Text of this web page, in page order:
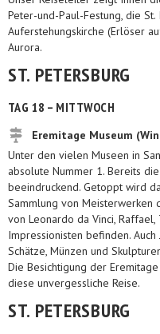
Peter-und-Paul-Festung, die
Auferstehungskirche (Erlöser
Aurora.
ST. PETERSBURG
TAG 18 – MITTWOCH
Eremitage Museum
Unter den vielen Museen in
absolute Nummer 1. Bereits
beeindruckend. Getoppt wird
Sammlung von Meisterwerken
von Leonardo da Vinci,
Impressionisten befinden.
Schätze, Münzen und
Die Besichtigung der
diese unvergessliche Reise.
ST. PETERSBURG